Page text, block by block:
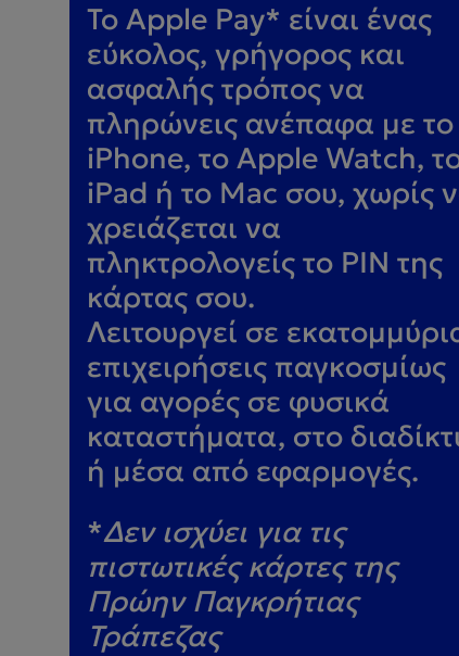
Το Apple Pay* είναι ένας
εύκολος, γρήγορος και
ασφαλής τρόπος να
πληρώνεις ανέπαφα με το
iPhone, το Apple Watch,
iPad ή το Mac σου, χωρίς
χρειάζεται να
πληκτρολογείς το PIN της
κάρτας σου.
Λειτουργεί σε
επιχειρήσεις παγκοσμίως
για αγορές σε φυσικά
καταστήματα, στο
ή μέσα από εφαρμογές.
*Δεν ισχύει για τις
πιστωτικές κάρτες της
Πρώην Παγκρήτιας
Τράπεζας